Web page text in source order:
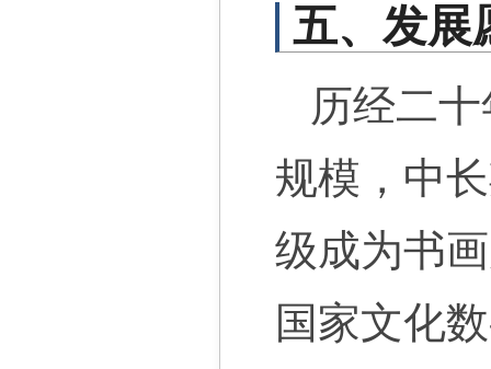
五、发展
历经二
规模，中
级成为书
国家文化